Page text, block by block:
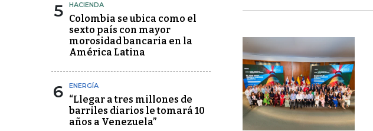
5 HACIENDA
Colombia se ubica como el
sexto país con mayor
morosidad bancaria en la
América Latina
6 ENERGÍA
“Llegar a tres millones de
barriles diarios le tomará 10
años a Venezuela”